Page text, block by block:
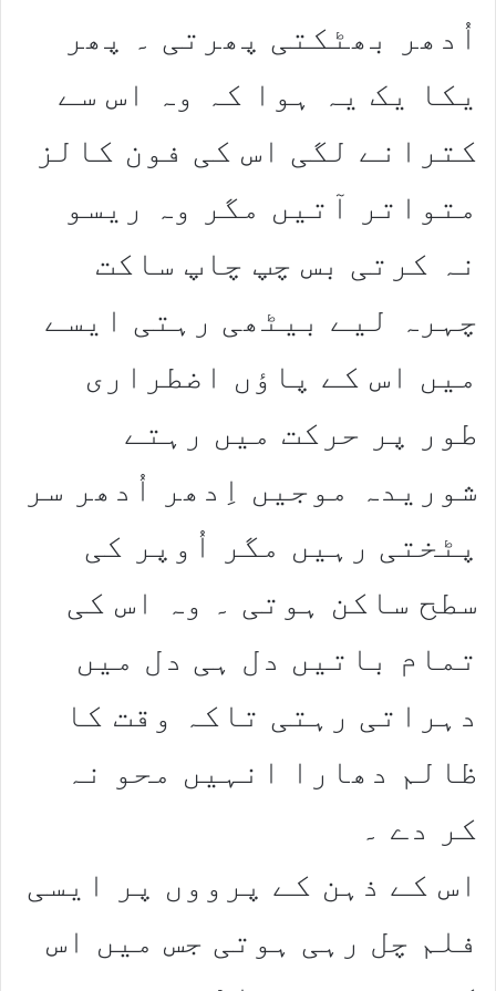
اُدھر بھٹکتی پھرتی ۔ پھر
یکا یک یہ ہوا کہ وہ اس سے
کترانے لگی اس کی فون کالز
متواتر آتیں مگر وہ ریسو
نہ کرتی بس چپ چاپ ساکت
چہرہ لیے بیٹھی رہتی ایسے
میں اس کے پاؤں اضطراری
طور پر حرکت میں رہتے
شوریدہ موجیں اِدھر اُدھر سر
پٹختی رہیں مگر اُوپر کی
سطح ساکن ہوتی ۔ وہ اس کی
تمام باتیں دل ہی دل میں
دہراتی رہتی تاکہ وقت کا
ظالم دھارا انہیں محو نہ
کر دے ۔
اس کے ذہن کے پرووں پر ایسی
فلم چل رہی ہوتی جس میں اس